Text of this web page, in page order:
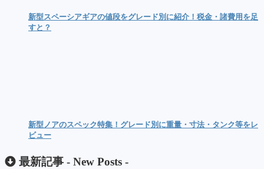
新型スペーシアギアの値段をグレード別に紹介！税金・諸費用を足
すと？
新型ノアのスペック特集！グレード別に重量・寸法・タンク等をレ
ビュー
最新記事 - New Posts -